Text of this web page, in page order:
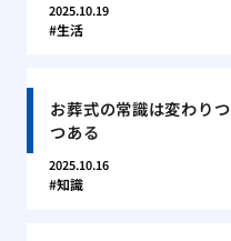
2025.10.19
生活
お葬式の常識は変わりつ
つある
2025.10.16
知識